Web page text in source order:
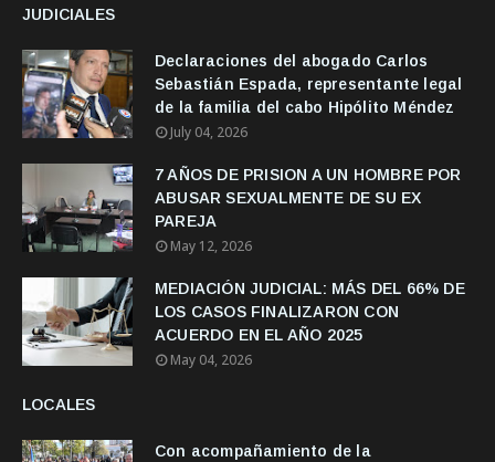
JUDICIALES
Declaraciones del abogado Carlos
Sebastián Espada, representante legal
de la familia del cabo Hipólito Méndez
July 04, 2026
7 AÑOS DE PRISION A UN HOMBRE POR
ABUSAR SEXUALMENTE DE SU EX
PAREJA
May 12, 2026
MEDIACIÓN JUDICIAL: MÁS DEL 66% DE
LOS CASOS FINALIZARON CON
ACUERDO EN EL AÑO 2025
May 04, 2026
LOCALES
Con acompañamiento de la